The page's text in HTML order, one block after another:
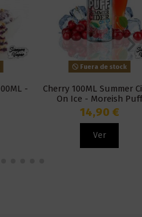
Fuera de stock
Cherry 100ML Summer Cider
On Ice - Moreish Puff
14,90 €